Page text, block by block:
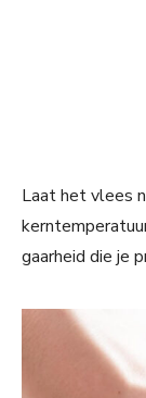
Laat het vlees
gaarheid die je